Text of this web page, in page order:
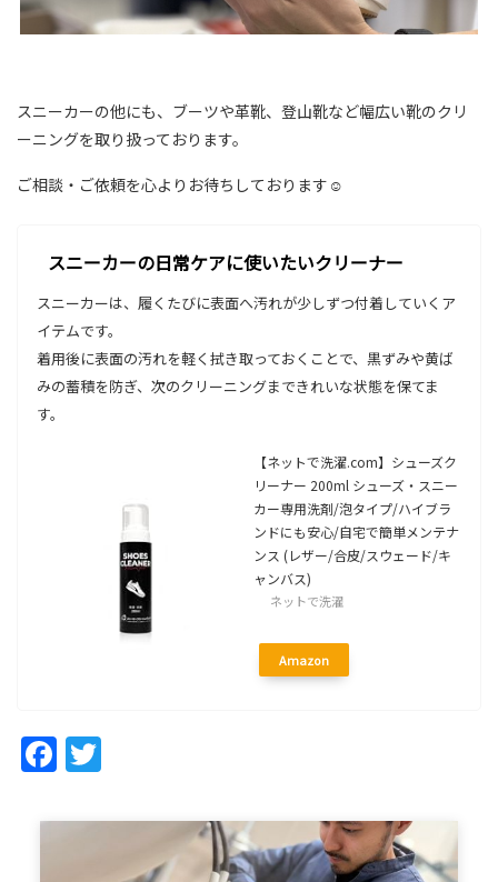
スニーカーの他にも、ブーツや革靴、登山靴など幅広い靴のクリ
ーニングを取り扱っております。
ご相談・ご依頼を心よりお待ちしております☺
スニーカーの日常ケアに使いたいクリーナー
スニーカーは、履くたびに表面へ汚れが少しずつ付着していくア
イテムです。
着用後に表面の汚れを軽く拭き取っておくことで、黒ずみや黄ば
みの蓄積を防ぎ、次のクリーニングまできれいな状態を保てま
す。
【ネットで洗濯.com】シューズク
リーナー 200ml シューズ・スニー
カー専用洗剤/泡タイプ/ハイブラ
ンドにも安心/自宅で簡単メンテナ
ンス (レザー/合皮/スウェード/キ
ャンバス)
ネットで洗濯
Amazon
Facebook